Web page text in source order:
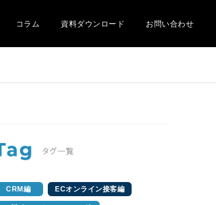
コラム 資料ダウンロード お問い合わせ
CRM編 ECオンライン接客編